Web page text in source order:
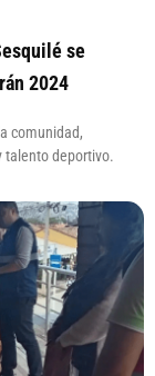
se
2024
comunidad,
talento deportivo.